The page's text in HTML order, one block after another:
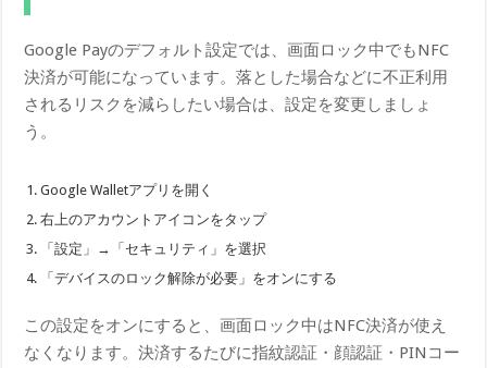
Google Payのデフォルト設定では、画面ロック中でもNFC
決済が可能になっています。落とした場合などに不正利用
されるリスクを減らしたい場合は、設定を変更しましょ
う。
Google Walletアプリを開く
右上のアカウントアイコンをタップ
「設定」→「セキュリティ」を選択
「デバイスのロック解除が必要」をオンにする
この設定をオンにすると、画面ロック中はNFC決済が使え
なくなります。決済するたびに指紋認証・顔認証・PINコー